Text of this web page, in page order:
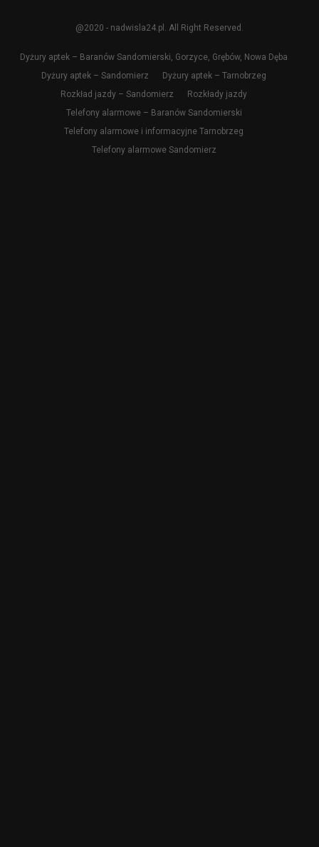
@2020 - nadwisla24.pl. All Right Reserved.
Dyżury aptek – Baranów Sandomierski, Gorzyce, Grębów, Nowa Dęba
Dyżury aptek – Sandomierz
Dyżury aptek – Tarnobrzeg
Rozkład jazdy – Sandomierz
Rozkłady jazdy
Telefony alarmowe – Baranów Sandomierski
Telefony alarmowe i informacyjne Tarnobrzeg
Telefony alarmowe Sandomierz